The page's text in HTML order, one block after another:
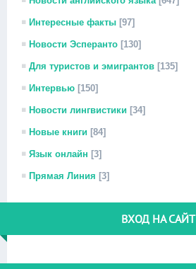
Интересные факты [97]
Новости Эсперанто [130]
Для туристов и эмигрантов [135]
Интервью [150]
Новости лингвистики [34]
Новые книги [84]
Язык онлайн [3]
Прямая Линия [3]
ВХОД НА САЙТ